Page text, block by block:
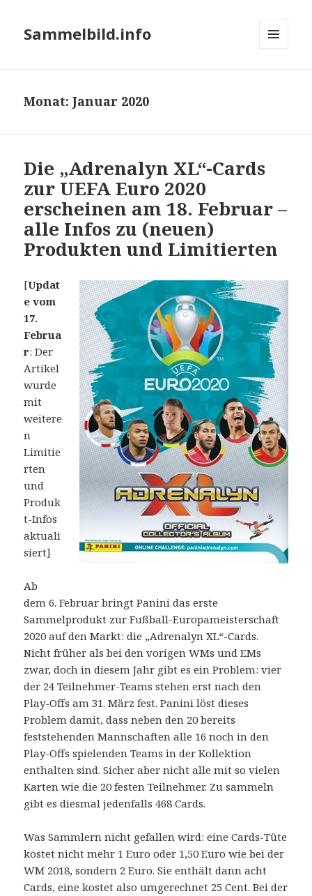
Sammelbild.info
Monat:Januar 2020
Die „Adrenalyn XL“-Cards
zur UEFA Euro 2020
erscheinen am 18. Februar –
alle Infos zu (neuen)
Produkten und Limitierten
[Updat
e vom
17.
Februa
r: Der
Artikel
wurde
mit
weitere
n
Limitie
rten
und
Produk
t-Infos
aktuali
siert]
Ab
dem 6. Februar bringt Panini das erste
Sammelprodukt zur Fußball-Europameisterschaft
2020 auf den Markt: die „Adrenalyn XL“-Cards.
Nicht früher als bei den vorigen WMs und EMs
zwar, doch in diesem Jahr gibt es ein Problem: vier
der 24 Teilnehmer-Teams stehen erst nach den
Play-Offs am 31. März fest. Panini löst dieses
Problem damit, dass neben den 20 bereits
feststehenden Mannschaften alle 16 noch in den
Play-Offs spielenden Teams in der Kollektion
enthalten sind. Sicher aber nicht alle mit so vielen
Karten wie die 20 festen Teilnehmer. Zu sammeln
gibt es diesmal jedenfalls 468 Cards.
Was Sammlern nicht gefallen wird: eine Cards-Tüte
kostet nicht mehr 1 Euro oder 1,50 Euro wie bei der
WM 2018, sondern 2 Euro. Sie enthält dann acht
Cards, eine kostet also umgerechnet 25 Cent. Bei der